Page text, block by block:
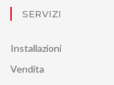
SERVIZI
Installazioni
Vendita